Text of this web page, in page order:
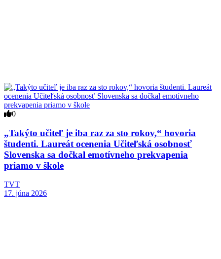
0
„Takýto učiteľ je iba raz za sto rokov,“ hovoria
študenti. Laureát ocenenia Učiteľská osobnosť
Slovenska sa dočkal emotívneho prekvapenia
priamo v škole
TVT
17. júna 2026